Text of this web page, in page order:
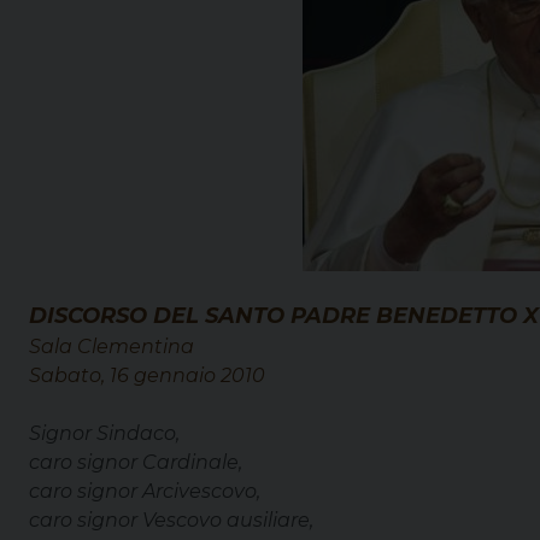
DISCORSO DEL SANTO PADRE BENEDETTO
Sala Clementina
Sabato, 16 gennaio 2010
Signor Sindaco,
caro signor Cardinale,
caro signor Arcivescovo,
caro signor Vescovo ausiliare,